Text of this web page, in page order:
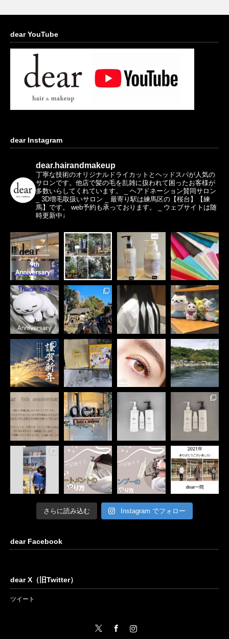
dear YouTube
dear Instagram
dear.hairandmakeup
丁寧な技術のオリジナルドライカットとヘッドスパが人気の
サロンです。他店で髪の毛を乱雑に扱われて困ったお客様が
多数いらしてくれています。
ヘアドネーション賛同サロン
3D増毛取扱いサロン
最寄り駅は練馬区の【桜台】【練
馬】です。
web予約も承っております。
ウェブサイトは随
時更新中↓
さらに読み込む Instagram でフォロー
dear Facebook
dear X（旧Twitter）
ツイート
Instagram